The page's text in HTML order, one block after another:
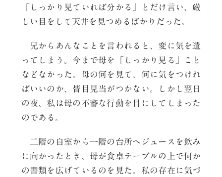
「しっかり見ていれば分かる」とだけ言い、厳
しい目をして天井を見つめるばかりだった。
兄からあんなことを言われると、変に気を遣
ってしまう。今まで母を「しっかり見る」こと
などなかった。母の何を見て、何に気をつけれ
ばいいのか、皆目見当がつかない。しかし翌日
の夜、私は母の不審な行動を目にしてしまった
のである。
二階の自室から一階の台所へジュースを飲み
に向かったとき、母が食卓テーブルの上で何か
の書類を広げているのを見た。私の存在に気づ